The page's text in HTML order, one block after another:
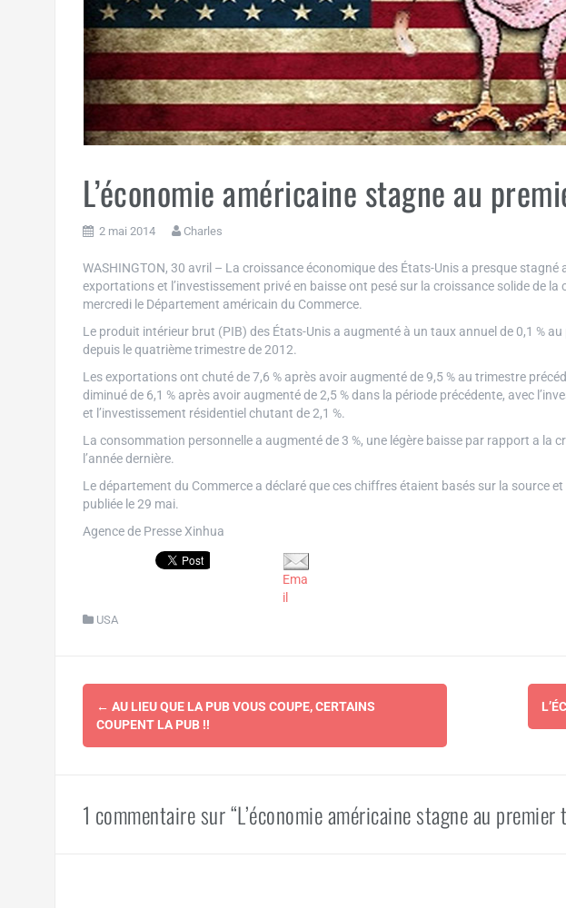
L’économie américaine stagne au
2 mai 2014 Charles
WASHINGTON, 30 avril – La croissance économique des États-Unis a presque
exportations et l’investissement privé en baisse ont pesé sur la croissance solide de
mercredi le Département américain du Commerce.
Le produit intérieur brut (PIB) des États-Unis a augmenté à un taux annuel de 0,1 %
depuis le quatrième trimestre de 2012.
Les exportations ont chuté de 7,6 % après avoir augmenté de 9,5 % au trimestre
diminué de 6,1 % après avoir augmenté de 2,5 % dans la période précédente, avec
et l’investissement résidentiel chutant de 2,1 %.
La consommation personnelle a augmenté de 3 %, une légère baisse par rapport a la
l’année dernière.
Le département du Commerce a déclaré que ces chiffres étaient basés sur la source
publiée le 29 mai.
Agence de Presse Xinhua
Ema
il
USA
Navigation
d'article
← AU LIEU QUE LA PUB VOUS COUPE, CERTAINS
COUPENT LA PUB !!
1 commentaire sur “L’économie américaine stagne au